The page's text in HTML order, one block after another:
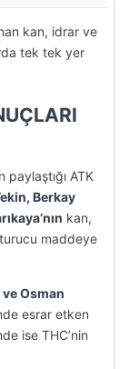
kan, idrar ve
tek tek yer
paylaştığı ATK
Berkay
kan,
maddeye
Osman
esrar etken
ise THC’nin